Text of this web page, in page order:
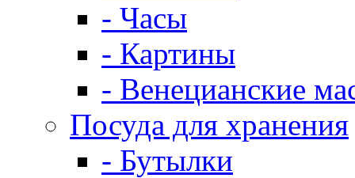
- Часы
- Картины
- Венецианские
Посуда для хранения
- Бутылки